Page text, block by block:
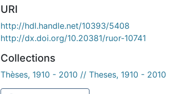
URI
http://hdl.handle.net/10393/5408
http://dx.doi.org/10.20381/ruor-10741
Collections
Thèses, 1910 - 2010 // Theses, 1910 - 2010